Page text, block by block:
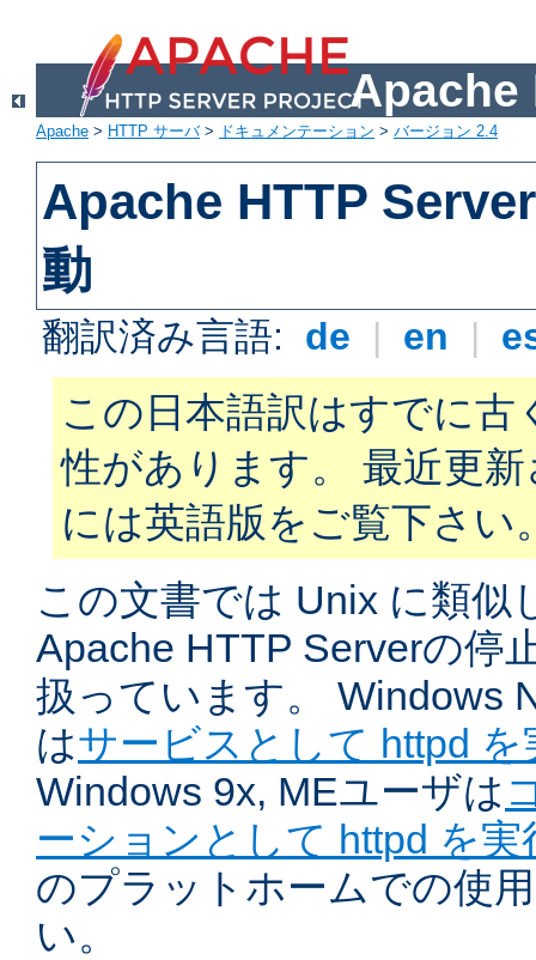
Apache
Apache > HTTP サーバ> ドキュメンテーション > バージョン 2.4
Apache HTTP
動
翻訳済み言語: de | en |
この日本語訳はすでに古
性があります。 最近更
には英語版をご覧下さい
この文書では Unix に類似
Apache HTTP Serverの停
扱っています。 Windows
はサービスとして httpd を
Windows 9x, MEユーザは
ーションとして httpd を実
のプラットホームでの使
い。